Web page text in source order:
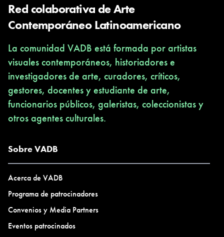
a exposição questiona o sentido hegemônico da agricultura
como um marco civilizatório, único e linear, propondo outros
modos de conceber os vínculos entre humanos e a diversidade
vegetal.
Até 22/02/2026
Museu de Arte Contemporânea da USP
Avenida Pedro Álvares Cabral, 1301
Terça a domingo das 10 às 21 horas
Red colaborativa de Arte
Contemporáneo Latinoamericano
La comunidad VADB está formada por artistas
visuales contemporáneos, historiadores e
investigadores de arte, curadores, críticos,
gestores, docentes y estudiante de arte,
funcionarios públicos, galeristas, coleccionistas y
otros agentes culturales.
Sobre VADB
Acerca de VADB
Programa de patrocinadores
Convenios y Media Partners
Eventos patrocinados